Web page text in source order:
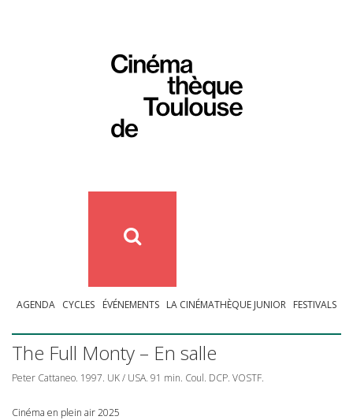
AGENDA CYCLES ÉVÉNEMENTS LA CINÉMATHÈQUE JUNIOR FESTIVALS
The Full Monty – En salle
Peter Cattaneo. 1997. UK / USA. 91 min. Coul. DCP. VOSTF.
Cinéma en plein air 2025